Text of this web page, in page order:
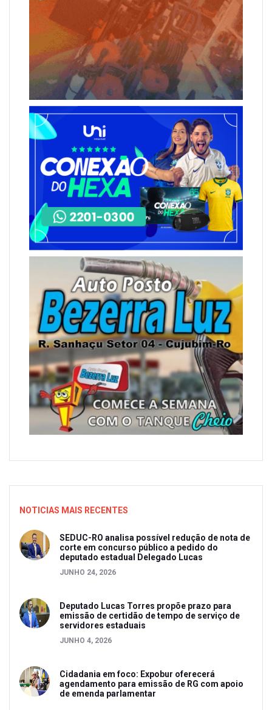
NOTICIAS MAIS RECENTES
SEDUC-RO analisa possível redução de nota de
corte em concurso público a pedido do
deputado estadual Delegado Lucas
JUNHO 24, 2026
Deputado Lucas Torres propõe prazo para
emissão de certidão de tempo de serviço de
servidores estaduais
JUNHO 4, 2026
Cidadania em foco: Expobur oferecerá
agendamento para emissão de RG com apoio
de emenda parlamentar